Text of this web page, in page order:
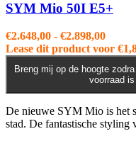
SYM Mio 50I E5+
€2.648,00 - €2.898,00
tot
Lease dit product voor €
Breng mij op de hoogte
voorraad is
De nieuwe SYM Mio is het
stad. De fantastische styling